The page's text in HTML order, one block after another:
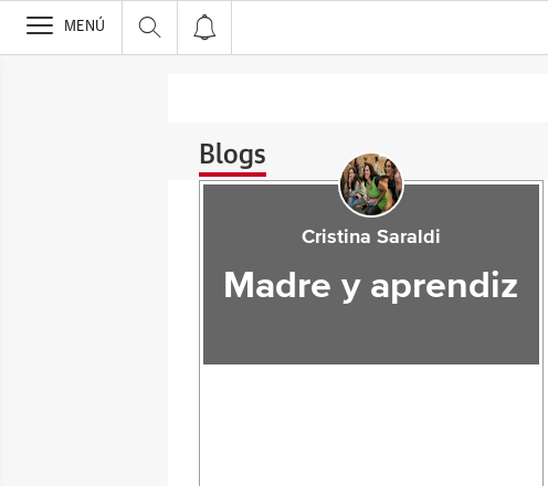
>
MENÚ
Blogs
Cristina Saraldi
Madre y aprendiz